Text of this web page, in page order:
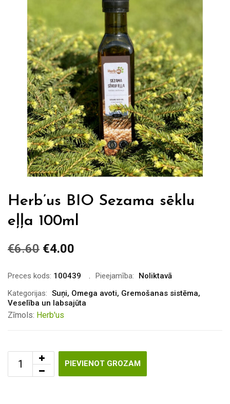
Herb’us BIO Sezama sēklu
eļļa 100ml
€6.60 Original
was:
€6.60.
€4.00
is:
€4.00.
Preces kods: 100439 Pieejamība:
Noliktavā
Kategorijas: Suņi, Omega avoti, Gremošanas sistēma,
Veselība un labsajūta
Zīmols: Herb'us
PIEVIENOT GROZAM